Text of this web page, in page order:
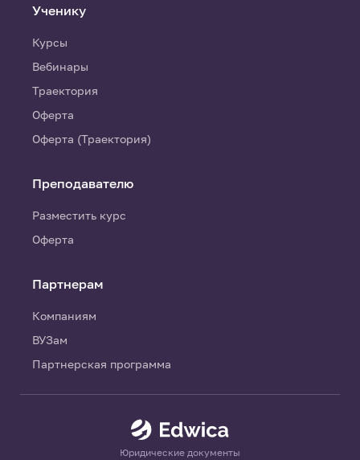
Юридические документы
Ученику
Курсы
Вебинары
Траектория
Оферта
Оферта (Траектория)
Преподавателю
Разместить курс
Оферта
Партнерам
Компаниям
ВУЗам
Партнерская программа